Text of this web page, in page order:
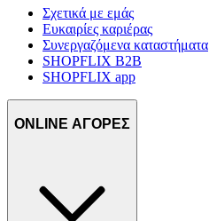
Σχετικά με εμάς
Ευκαιρίες καριέρας
Συνεργαζόμενα καταστήματα
SHOPFLIX B2B
SHOPFLIX app
ONLINE ΑΓΟΡΕΣ